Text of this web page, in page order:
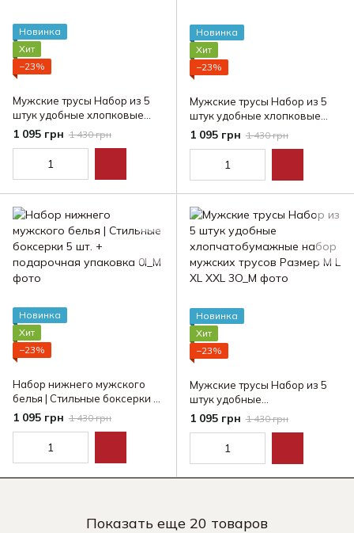
Новинка
Хит
−23%
Мужские трусы Набор из 5
штук удобные хлопковые
набор мужских трусов
1 095 грн 1 430 грн
Новинка
Хит
−23%
Мужские трусы Набор из 5
штук удобные хлопковые
набор мужских трусов
1 095 грн 1 430 грн
Новинка
Хит
−23%
Набор нижнего мужского
белья | Стильные боксерки 5
шт. + подарочная упаковка
1 095 грн 1 430 грн
Новинка
Хит
−23%
Мужские трусы Набор из 5
штук удобные
хлопчатобумажные набор
мужских трусов Размер M L
1 095 грн 1 430 грн
Показать еще 20 товаров